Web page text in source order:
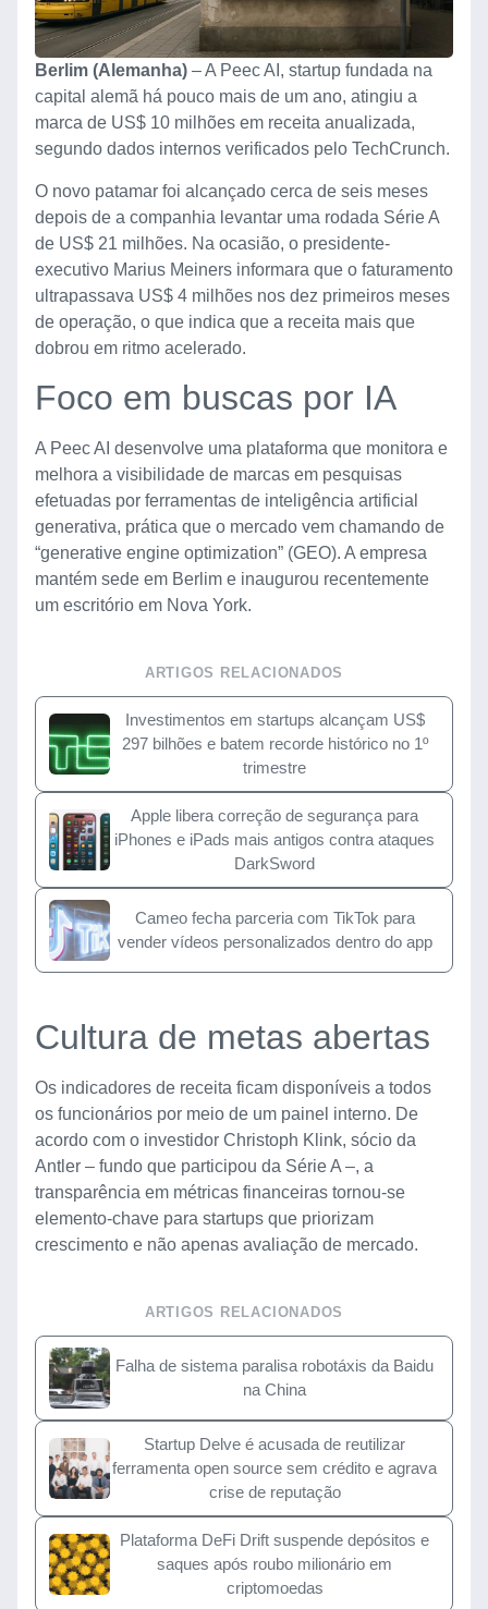
Berlim (Alemanha) – A Peec AI, startup fundada na
capital alemã há pouco mais de um ano, atingiu a
marca de US$ 10 milhões em receita anualizada,
segundo dados internos verificados pelo TechCrunch.
O novo patamar foi alcançado cerca de seis meses
depois de a companhia levantar uma rodada Série A
de US$ 21 milhões. Na ocasião, o presidente-
executivo Marius Meiners informara que o faturamento
ultrapassava US$ 4 milhões nos dez primeiros meses
de operação, o que indica que a receita mais que
dobrou em ritmo acelerado.
Foco em buscas por IA
A Peec AI desenvolve uma plataforma que monitora e
melhora a visibilidade de marcas em pesquisas
efetuadas por ferramentas de inteligência artificial
generativa, prática que o mercado vem chamando de
“generative engine optimization” (GEO). A empresa
mantém sede em Berlim e inaugurou recentemente
um escritório em Nova York.
ARTIGOS RELACIONADOS
Investimentos em startups alcançam US$
297 bilhões e batem recorde histórico no 1º
trimestre
Apple libera correção de segurança para
iPhones e iPads mais antigos contra ataques
DarkSword
Cameo fecha parceria com TikTok para
vender vídeos personalizados dentro do app
Cultura de metas abertas
Os indicadores de receita ficam disponíveis a todos
os funcionários por meio de um painel interno. De
acordo com o investidor Christoph Klink, sócio da
Antler – fundo que participou da Série A –, a
transparência em métricas financeiras tornou-se
elemento-chave para startups que priorizam
crescimento e não apenas avaliação de mercado.
ARTIGOS RELACIONADOS
Falha de sistema paralisa robotáxis da Baidu
na China
Startup Delve é acusada de reutilizar
ferramenta open source sem crédito e agrava
crise de reputação
Plataforma DeFi Drift suspende depósitos e
saques após roubo milionário em
criptomoedas